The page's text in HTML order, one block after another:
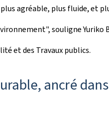
plus agréable, plus fluide, et
souligne Yuriko
et des Travaux publics.
ancré